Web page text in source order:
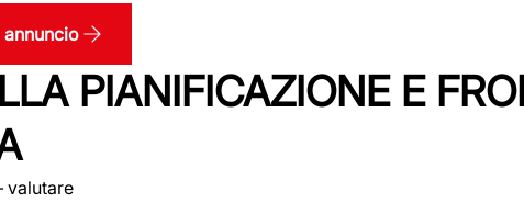
PIANIFICAZIONE E
valutare